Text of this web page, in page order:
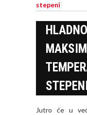
stepeni
STEPENI
Jutro će u